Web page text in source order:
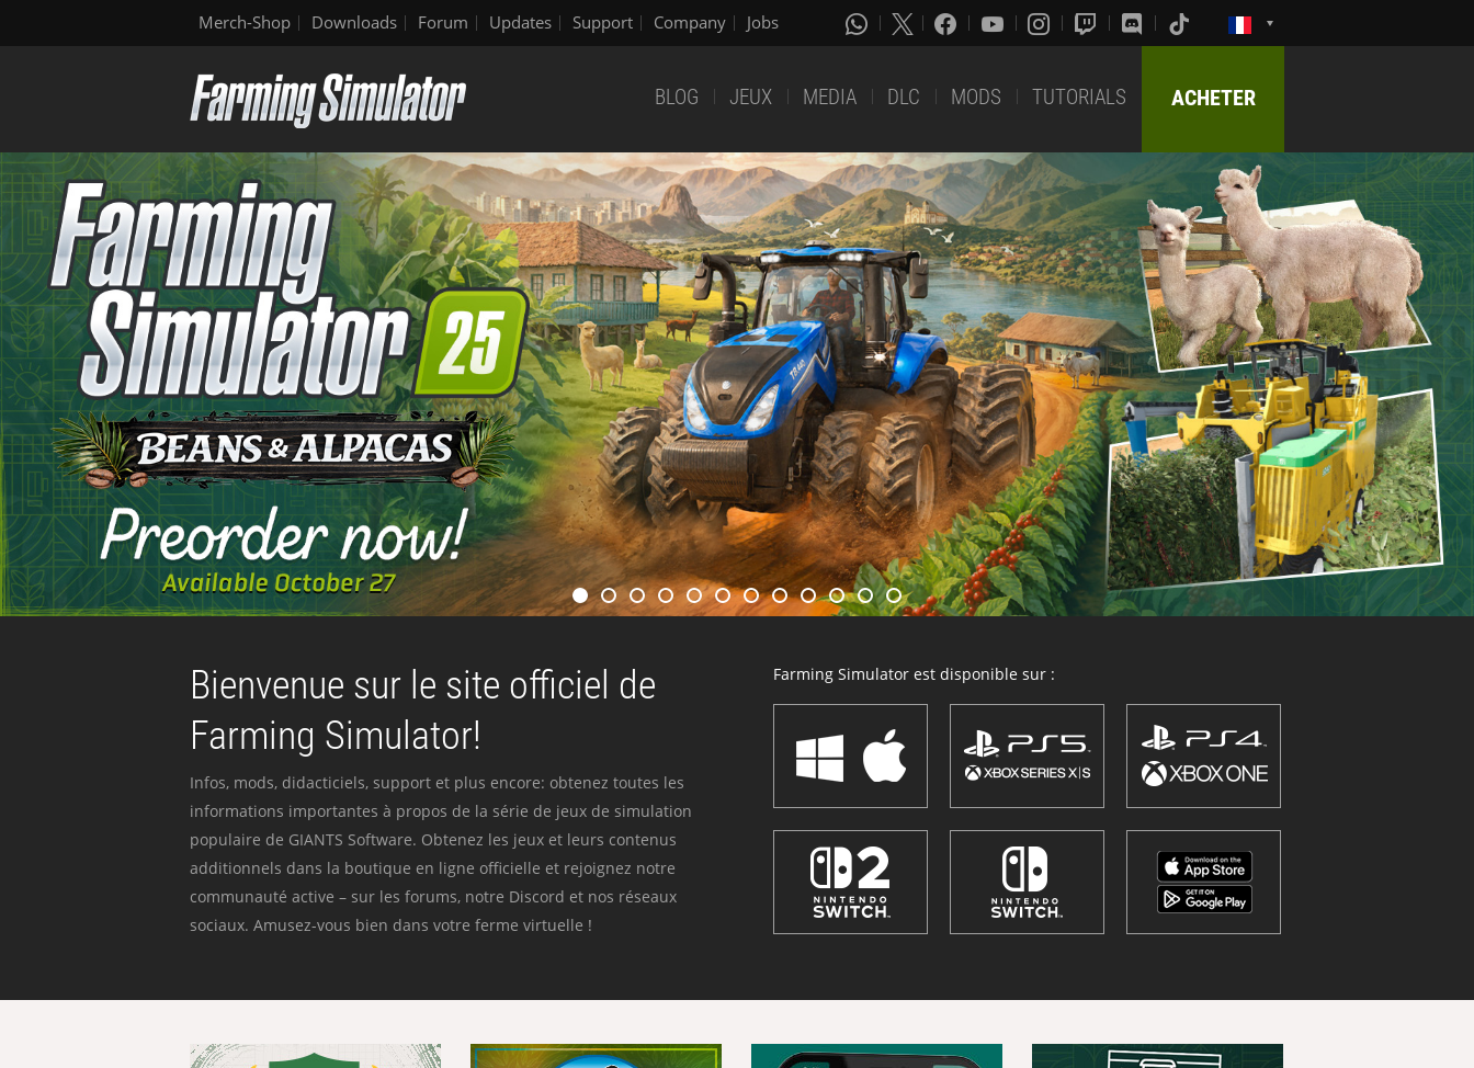
Merch-Shop Downloads Forum Updates Support Company Jobs
BLOG JEUX MEDIA DLC MODS TUTORIALS ACHETER
Bienvenue sur le site officiel de
Farming Simulator!
Infos, mods, didacticiels, support et plus encore: obtenez toutes les
informations importantes à propos de la série de jeux de simulation
populaire de GIANTS Software. Obtenez les jeux et leurs contenus
additionnels dans la boutique en ligne officielle et rejoignez notre
communauté active – sur les forums, notre Discord et nos réseaux
sociaux. Amusez-vous bien dans votre ferme virtuelle !
Farming Simulator est disponible sur :